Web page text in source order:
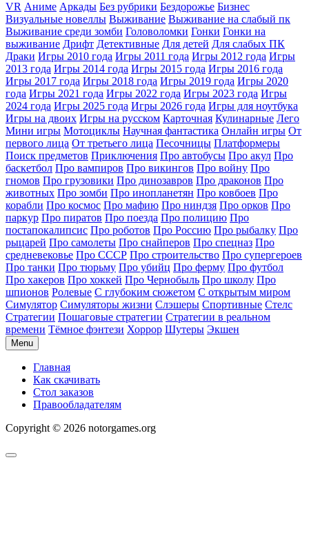
VR Аниме Аркады Без рубрики Бездорожье Бизнес
Визуальные новеллы Выживание Выживание на слабый пк
Выживание среди зомби Головоломки Гонки Гонки на
выживание Дрифт Детективные Для детей Для слабых ПК
Драки Игры 2010 года Игры 2011 года Игры 2012 года Игры
2013 года Игры 2014 года Игры 2015 года Игры 2016 года
Игры 2017 года Игры 2018 года Игры 2019 года Игры 2020
года Игры 2021 года Игры 2022 года Игры 2023 года Игры
2024 года Игры 2025 года Игры 2026 года Игры для ноутбука
Игры на двоих Игры на русском Карточная Кулинарные Лего
Мини игры Мотоциклы Научная фантастика Онлайн игры От
первого лица От третьего лица Песочницы Платформеры
Поиск предметов Приключения Про автобусы Про акул Про
баскетбол Про вампиров Про викингов Про войну Про
гномов Про грузовики Про динозавров Про драконов Про
животных Про зомби Про инопланетян Про ковбоев Про
корабли Про космос Про мафию Про ниндзя Про орков Про
паркур Про пиратов Про поезда Про полицию Про
постапокалипсис Про роботов Про Россию Про рыбалку Про
рыцарей Про самолеты Про снайперов Про спецназ Про
средневековье Про СССР Про строительство Про супергероев
Про танки Про тюрьму Про убийц Про ферму Про футбол
Про хакеров Про хоккей Про Чернобыль Про школу Про
шпионов Ролевые С глубоким сюжетом С открытым миром
Симулятор Симуляторы жизни Слэшеры Спортивные Стелс
Стратегии Пошаговые стратегии Стратегии в реальном
времени Тёмное фэнтези Хоррор Шутеры Экшен
Menu
Главная
Как скачивать
Стол заказов
Правообладателям
Copyright © 2026 notorgames.org
Scroll